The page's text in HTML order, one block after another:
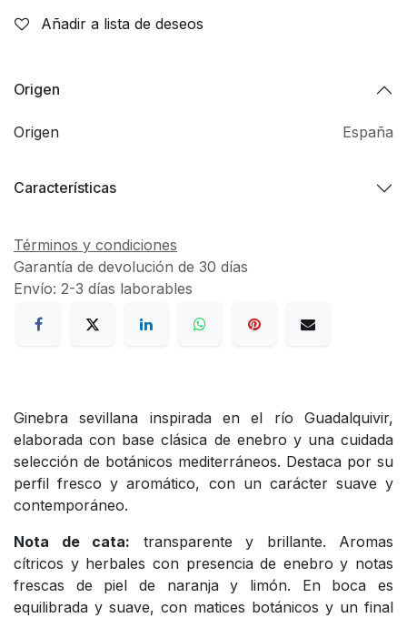
Añadir a lista de deseos
Origen
Origen España
Características
Términos y condiciones
Garantía de devolución de 30 días
Envío: 2-3 días laborables
Ginebra sevillana inspirada en el río Guadalquivir,
elaborada con base clásica de enebro y una cuidada
selección de botánicos mediterráneos. Destaca por su
perfil fresco y aromático, con un carácter suave y
contemporáneo.
Nota de cata: transparente y brillante. Aromas
cítricos y herbales con presencia de enebro y notas
frescas de piel de naranja y limón. En boca es
equilibrada y suave, con matices botánicos y un final